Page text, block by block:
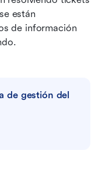
están
de información
de gestión del